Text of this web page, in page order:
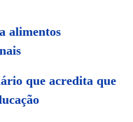
alimentos
que acredita que